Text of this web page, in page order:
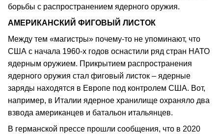
борьбы с распространением ядерного оружия.
АМЕРИКАНСКИЙ ФИГОВЫЙ ЛИСТОК
Между тем «магистры» почему-то не упоминают, что
США с начала 1960-х годов оснастили ряд стран НАТО
ядерным оружием. Прикрытием распространения
ядерного оружия стал фиговый листок – ядерные
заряды находятся в Европе под контролем США. Вот,
например, в Италии ядерное хранилище охраняло два
взвода американцев и батальон итальянцев.
В германской прессе прошли сообщения, что в 2020